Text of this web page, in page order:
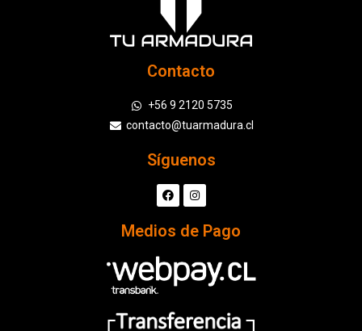
Contacto
+56 9 2120 5735
contacto@tuarmadura.cl
Síguenos
Medios de Pago